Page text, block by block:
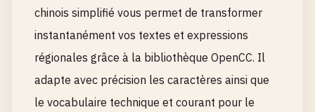
chinois simplifié vous permet de transformer
instantanément vos textes et expressions
régionales grâce à la bibliothèque OpenCC. Il
adapte avec précision les caractères ainsi que
le vocabulaire technique et courant pour le